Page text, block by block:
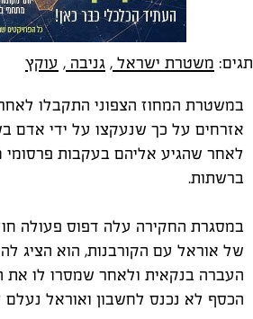
תגים: משטרת ישראל , גניבה , עוקץ
במשטרת המחוז הצפוני התקבלו
אזרחים על כך שנעקצו על ידי אדם
לאחר שהגיע אליהם בעקבות פרסומי
ברשתות.
במסגרת החקירה עלה דפוס פעולה
של אוראל עם הקורבנות, הוא הציג
העברה בנקאית ולאחר שמסרו לו את
הכסף לא נכנס לחשבון ואוראל